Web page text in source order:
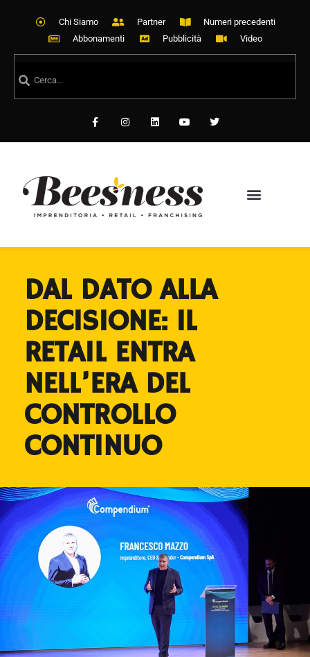
Chi Siamo Partner
Numeri precedenti
Abbonamenti
Pubblicità Video
DAL DATO ALLA
DECISIONE: IL
RETAIL ENTRA
NELL’ERA DEL
CONTROLLO
CONTINUO